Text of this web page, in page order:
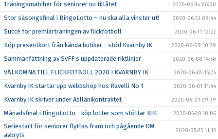
Träningsmatcher för seniorer nu tillåtet 2020-06-14 06:00
Stor säsongsfinal i BingoLotto – nu ska alla vinster ut! 2020-06-12 09:44
Succé för premiärträningen av flickfotboll 2020-06-11 12:22
Köp presentkort från kända butiker - stöd Kvarnby IK 2020-06-09 10:39
Sammanfattning av SvFF:s uppdaterade riktlinjer 2020-06-08 14:50
VÄLKOMNA TILL FLICKFOTBOLL 2020 I KVARNBY IK 2020-06-05 15:24
Kvarnby IK startar upp webbshop hos Ravelli No 1 2020-06-01 11:44
Kvarnby IK skriver under Asllanikontraktet 2020-06-01 09:39
Månadsfinal i BingoLotto - köp lotter som stöttar KIK 2020-05-28 10:06
Seriestart för seniorer flyttas fram och pågående DM
avbryts
2020-05-25 11:13